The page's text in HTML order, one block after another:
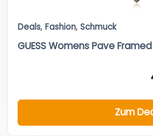
Deals, Fashion, Schmuck
GUESS Womens Pave
Zum